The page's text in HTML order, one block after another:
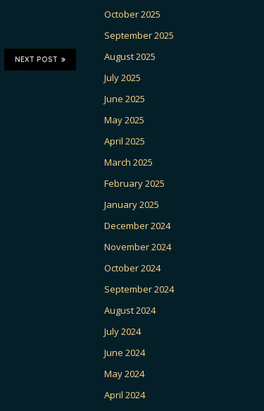
NEXT POST
October 2025
September 2025
August 2025
July 2025
June 2025
May 2025
April 2025
March 2025
February 2025
January 2025
December 2024
November 2024
October 2024
September 2024
August 2024
July 2024
June 2024
May 2024
April 2024